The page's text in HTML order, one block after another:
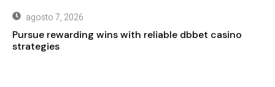
agosto 7, 2026
Pursue rewarding wins with reliable dbbet casino
strategies